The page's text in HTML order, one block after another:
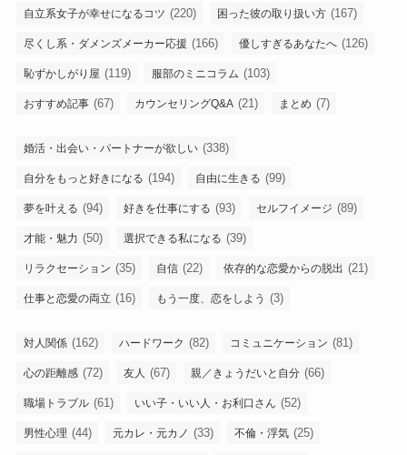
自立系女子が幸せになるコツ (220) 困った彼の取り扱い方 (167)
尽くし系・ダメンズメーカー応援 (166) 優しすぎるあなたへ (126)
恥ずかしがり屋 (119) 服部のミニコラム (103)
おすすめ記事 (67) カウンセリングQ&A (21) まとめ (7)
婚活・出会い・パートナーが欲しい (338)
自分をもっと好きになる (194) 自由に生きる (99)
夢を叶える (94) 好きを仕事にする (93) セルフイメージ (89)
才能・魅力 (50) 選択できる私になる (39)
リラクセーション (35) 自信 (22) 依存的な恋愛からの脱出 (21)
仕事と恋愛の両立 (16) もう一度、恋をしよう (3)
対人関係 (162) ハードワーク (82) コミュニケーション (81)
心の距離感 (72) 友人 (67) 親／きょうだいと自分 (66)
職場トラブル (61) いい子・いい人・お利口さん (52)
男性心理 (44) 元カレ・元カノ (33) 不倫・浮気 (25)